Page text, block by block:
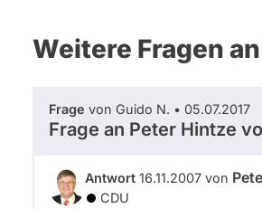
Weitere Fragen
Frage von Guido N. • 05.07.2017
Frage an Peter Hintze
Antwort 16.11.2007 von
CDU